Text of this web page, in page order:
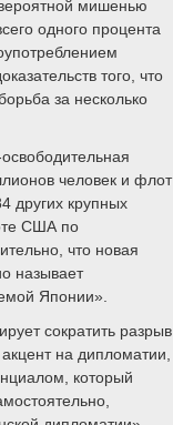
мишенью
одного процента
того, что
за несколько
человек и флот
других крупных
США по
что новая
называет
Японии».
сократить разрыв
на дипломатии,
который